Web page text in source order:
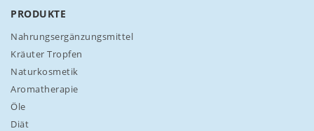
e
w
s
e
t
t
e
PRODUKTE
Nahrungsergänzungsmittel
Kräuter Tropfen
Naturkosmetik
Aromatherapie
Öle
Diät